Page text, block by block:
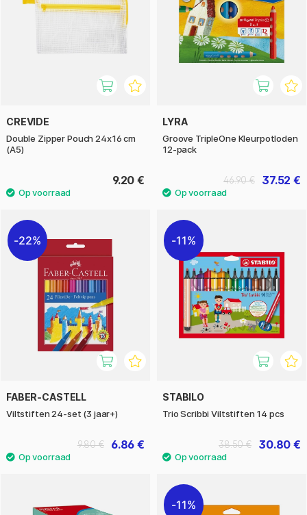
CREVIDE
Double Zipper Pouch 24x16 cm
(A5)
9.20 €
LYRA
Groove TripleOne Kleurpotloden
12-pack
37.52 €
46.90 €
22%
FABER-CASTELL
Viltstiften 24-set (3 jaar+)
6.86 €
9.80 €
11%
STABILO
Trio Scribbi Viltstiften 14 pcs
30.80 €
38.50 €
11%